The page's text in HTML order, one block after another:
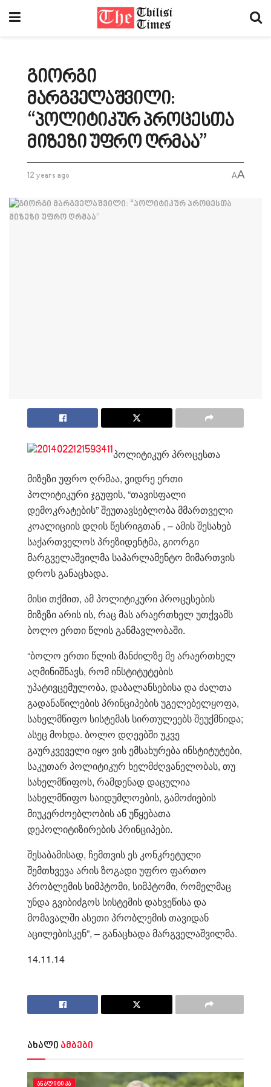
გიორგი
მარგველაშვილი:
“პოლიტიკურ პროცესთა
მიზეზი უფრო ღრმაა”
12 years ago AA
პოლიტიკურ პროცესთა
მიზეზი უფრო ღრმაა, ვიდრე ერთი
პოლიტიკური ჯგუფის, “თავისფალი
დემოკრატების” შეუთავსებლობა მმართველი
კოალიციის დღის წესრიგთან , – ამის შესახებ
საქართველოს პრეზიდენტმა, გიორგი
მარგველაშვილმა საპარლამენტო მიმართვის
დროს განაცხადა.
მისი თქმით, ამ პოლიტიკური პროცესების
მიზეზი არის ის, რაც მას არაერთხელ უთქვამს
ბოლო ერთი წლის განმავლობაში.
“ბოლო ერთი წლის მანძილზე მე არაერთხელ
აღმინიშნავს, რომ ინსტიტუტების
უპატივცემულობა, დაბალანსებისა და ძალთა
გადანაწილების პრინციპების უგელებელყოფა,
სახელმწიფო სისტემას სირთულეებს შეუქმნიდა;
ასეც მოხდა. ბოლო დღეებში უკვე
გაურკვეველი იყო ვის ემსახურება ინსტიტუტები,
საკუთარ პოლიტიკურ ხელმძღვანელობას, თუ
სახელმწიფოს, რამდენად დაცულია
სახელმწიფო საიდუმლოების, გამოძიების
მიუკერძოებლობის ან უწყებათა
დეპოლიტიზირების პრინციპები.
შესაბამისად, ჩემთვის ეს კონკრეტული
შემთხვევა არის ზოგადი უფრო ფართო
პრობლემის სიმპტომი, სიმპტომი, რომელმაც
უნდა გვიბიძგოს სისტემის დახვეწისა და
მომავალში ასეთი პრობლემის თავიდან
აცილებისკენ”, – განაცხადა მარგველაშვილმა.
14.11.14
ახალი ამბები
ᲐᲜᲐᲚᲘᲢᲘᲙᲐ